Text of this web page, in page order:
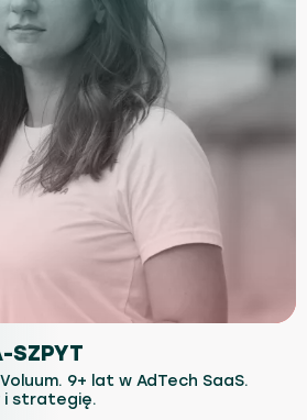
SZPYT
9+ lat w AdTech SaaS.
i strategię.